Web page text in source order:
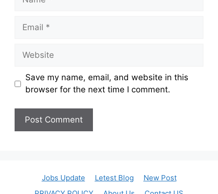
Email
Website
Save my name, email, and website in this
browser for the next time I comment.
Jobs Update Letest Blog
New Post